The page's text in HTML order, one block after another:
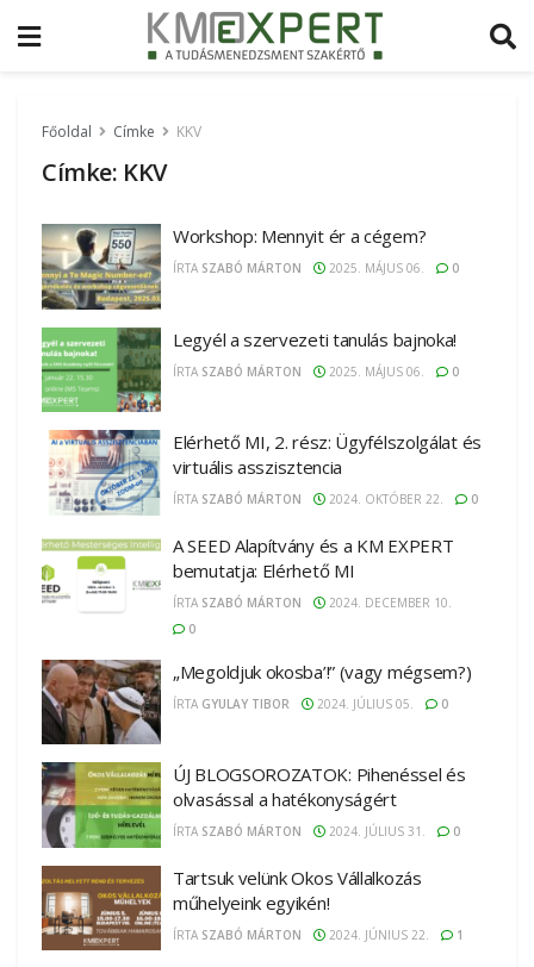
Főoldal Címke KKV
Címke: KKV
Workshop: Mennyit ér a cégem?
ÍRTA SZABÓ MÁRTON 2025. MÁJUS 06. 0
Legyél a szervezeti tanulás bajnoka!
ÍRTA SZABÓ MÁRTON 2025. MÁJUS 06. 0
Elérhető MI, 2. rész: Ügyfélszolgálat és
virtuális asszisztencia
ÍRTA SZABÓ MÁRTON 2024. OKTÓBER 22. 0
A SEED Alapítvány és a KM EXPERT
bemutatja: Elérhető MI
ÍRTA SZABÓ MÁRTON
2024. DECEMBER 10.
0
„Megoldjuk okosba’!” (vagy mégsem?)
ÍRTA GYULAY TIBOR 2024. JÚLIUS 05. 0
ÚJ BLOGSOROZATOK: Pihenéssel és
olvasással a hatékonyságért
ÍRTA SZABÓ MÁRTON 2024. JÚLIUS 31. 0
Tartsuk velünk Okos Vállalkozás
műhelyeink egyikén!
ÍRTA SZABÓ MÁRTON 2024. JÚNIUS 22. 1